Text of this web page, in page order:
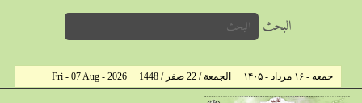
البحث
جمعه - ۱۶ مرداد - ۱۴۰۵ الجمعة / 22 صفر / 1448 Fri - 07 Aug - 2026